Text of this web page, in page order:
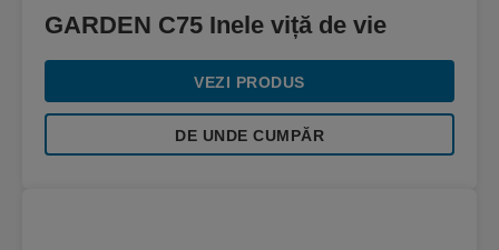
GARDEN C75 Inele viță de vie
VEZI PRODUS
DE UNDE CUMPĂR